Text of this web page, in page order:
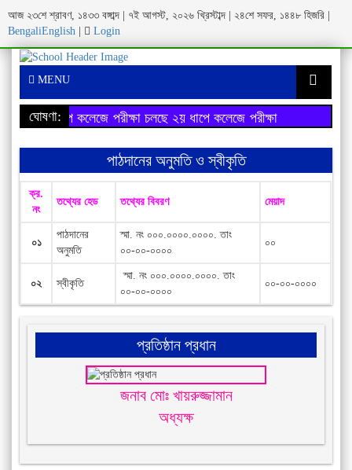
আজ ২৩শে শ্রাবণ, ১৪৩৩ বঙ্গাব্দ | ৭ই আগস্ট, ২০২৬ খ্রিস্টাব্দ | ২৪শে সফর, ১৪৪৮ হিজরি |
BengaliEnglish Login
MENU
ঘোষণা: ২য় ধাপে কলেজে পরীক্ষা চলছে
২য় ধাপে কলেজে পরীক্ষা চলছে
পাঠদানের অনুমতি ও স্বীকৃতি
ক্র.
নং
তথ্যের হেড তথ্যের বিবরণ মেয়াদ
০১
পাঠদানের
অনুমতি
স্মা. নং ০০০.০০০০.০০০০. তাং
০০-০০-০০০০
০০
০২ স্বীকৃতি
স্মা. নং ০০০.০০০০.০০০০. তাং
০০-০০-০০০০
০০-০০-০০০০
প্রতিষ্ঠান প্রধান
জনাব মোঃ খায়রুজ্জামান
অধ্যক্ষ